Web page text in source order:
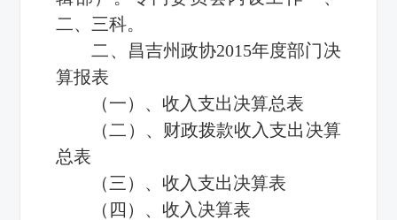
二、三科。
二、昌吉州政协2015年度部门决
算报表
（一）、收入支出决算总表
（二）、财政拨款收入支出决算
总表
（三）、收入支出决算表
（四）、收入决算表